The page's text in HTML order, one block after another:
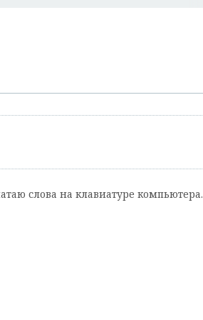
слова на клавиатуре компьютера.